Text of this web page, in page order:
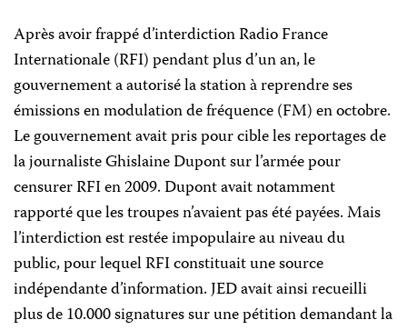
Après avoir frappé d’interdiction Radio France
Internationale (RFI) pendant plus d’un an, le
gouvernement a autorisé la station à reprendre ses
émissions en modulation de fréquence (FM) en octobre.
Le gouvernement avait pris pour cible les reportages de
la journaliste Ghislaine Dupont sur l’armée pour
censurer RFI en 2009. Dupont avait notamment
rapporté que les troupes n’avaient pas été payées. Mais
l’interdiction est restée impopulaire au niveau du
public, pour lequel RFI constituait une source
indépendante d’information. JED avait ainsi recueilli
plus de 10.000 signatures sur une pétition demandant la